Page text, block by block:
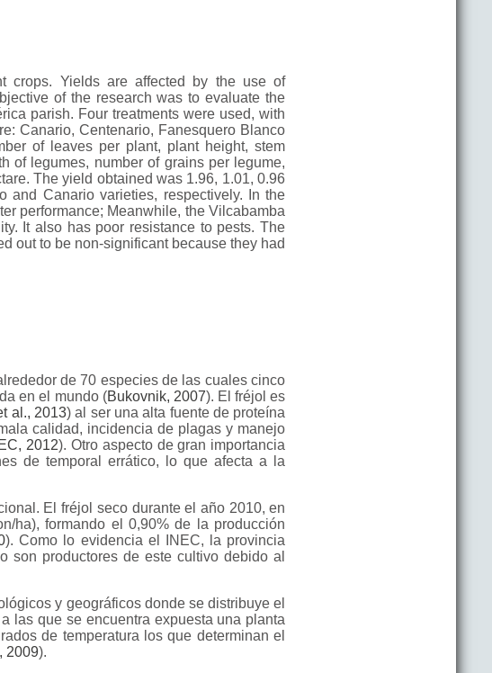
crops. Yields are affected by the use of
of the research was to evaluate the
parish. Four treatments were used, with
Canario, Centenario, Fanesquero Blanco
of leaves per plant, plant height, stem
of legumes, number of grains per legume,
The yield obtained was 1.96, 1.01, 0.96
and Canario varieties, respectively. In the
performance; Meanwhile, the Vilcabamba
It also has poor resistance to pests. The
out to be non-significant because they had
de 70 especies de las cuales cinco
en el mundo (Bukovnik, 2007). El fréjol es
al., 2013) al ser una alta fuente de proteína
calidad, incidencia de plagas y manejo
2012). Otro aspecto de gran importancia
de temporal errático, lo que afecta a la
El fréjol seco durante el año 2010, en
ha), formando el 0,90% de la producción
). Como lo evidencia el INEC, la provincia
son productores de este cultivo debido al
y geográficos donde se distribuye el
las que se encuentra expuesta una planta
de temperatura los que determinan el
2009).